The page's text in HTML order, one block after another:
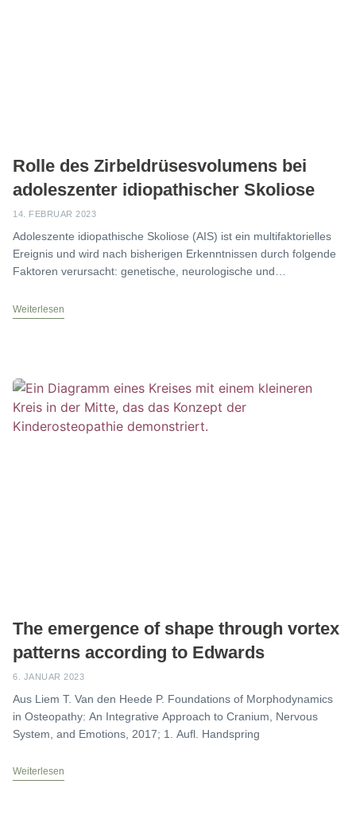
Rolle des Zirbeldrüsesvolumens bei
adoleszenter idiopathischer Skoliose
14. FEBRUAR 2023
Adoleszente idiopathische Skoliose (AIS) ist ein multifaktorielles
Ereignis und wird nach bisherigen Erkenntnissen durch folgende
Faktoren verursacht: genetische, neurologische und
einschließlich Veränderungen
Weiterlesen
The emergence of shape through vortex
patterns according to Edwards
6. JANUAR 2023
Aus Liem T. Van den Heede P. Foundations of Morphodynamics
in Osteopathy: An Integrative Approach to Cranium, Nervous
System, and Emotions, 2017; 1. Aufl. Handspring
Weiterlesen